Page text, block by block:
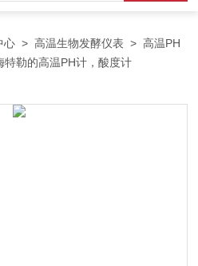
心 >高温生物发酵仪表 >高温PH
勒的高温PH计，酸度计